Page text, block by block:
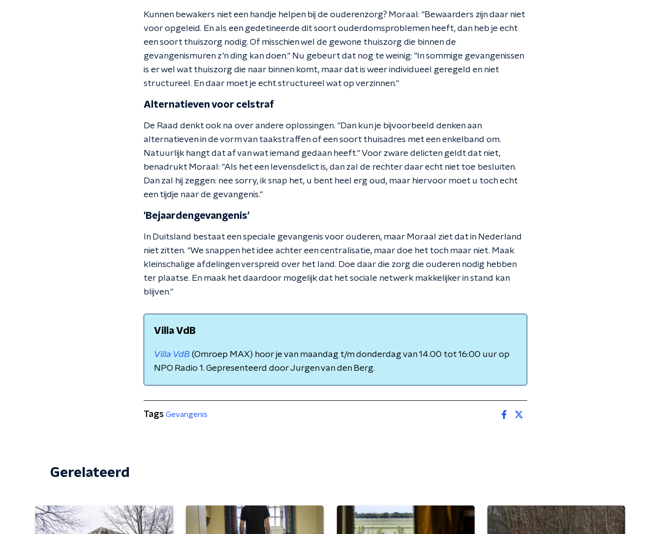
Kunnen bewakers niet een handje helpen bij de ouderenzorg? Moraal: "Bewaarders zijn daar niet
voor opgeleid. En als een gedetineerde dit soort ouderdomsproblemen heeft, dan heb je echt
een soort thuiszorg nodig. Of misschien wel de gewone thuiszorg die binnen de
gevangenismuren z’n ding kan doen." Nu gebeurt dat nog te weinig: "In sommige gevangenissen
is er wel wat thuiszorg die naar binnen komt, maar dat is weer individueel geregeld en niet
structureel. En daar moet je echt structureel wat op verzinnen."
Alternatieven voor celstraf
De Raad denkt ook na over andere oplossingen. "Dan kun je bijvoorbeeld denken aan
alternatieven in de vorm van taakstraffen of een soort thuisadres met een enkelband om.
Natuurlijk hangt dat af van wat iemand gedaan heeft." Voor zware delicten geldt dat niet,
benadrukt Moraal: "Als het een levensdelict is, dan zal de rechter daar echt niet toe besluiten.
Dan zal hij zeggen: nee sorry, ik snap het, u bent heel erg oud, maar hiervoor moet u toch echt
een tijdje naar de gevangenis."
'Bejaardengevangenis'
In Duitsland bestaat een speciale gevangenis voor ouderen, maar Moraal ziet dat in Nederland
niet zitten. "We snappen het idee achter een centralisatie, maar doe het toch maar niet. Maak
kleinschalige afdelingen verspreid over het land. Doe daar die zorg die ouderen nodig hebben
ter plaatse. En maak het daardoor mogelijk dat het sociale netwerk makkelijker in stand kan
blijven."
Villa VdB
Villa VdB (Omroep MAX) hoor je van maandag t/m donderdag van 14.00 tot 16:00 uur op
NPO Radio 1. Gepresenteerd door Jurgen van den Berg.
Tags Gevangenis
Gerelateerd